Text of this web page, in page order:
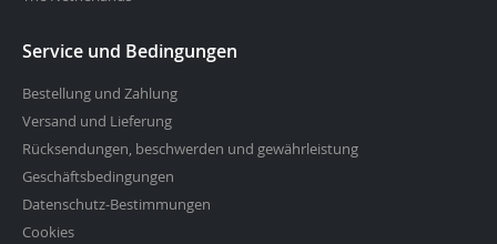
Service und Bedingungen
Bestellung und Zahlung
Versand und Lieferung
Rücksendungen, beschwerden und gewährleistung
Geschäftsbedingungen
Datenschutz-Bestimmungen
Cookies